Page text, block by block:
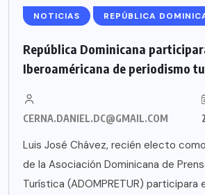
NOTICIAS REPÚBLICA
República Dominicana
Iberoaméricana de periodismo
CERNA.DANIEL.DC@GMAIL.COM
Luis José Chávez, recién electo
de la Asociación Dominicana de
Turística (ADOMPRETUR) participara